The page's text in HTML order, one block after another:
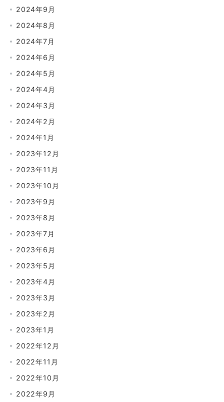
2024年9月
2024年8月
2024年7月
2024年6月
2024年5月
2024年4月
2024年3月
2024年2月
2024年1月
2023年12月
2023年11月
2023年10月
2023年9月
2023年8月
2023年7月
2023年6月
2023年5月
2023年4月
2023年3月
2023年2月
2023年1月
2022年12月
2022年11月
2022年10月
2022年9月